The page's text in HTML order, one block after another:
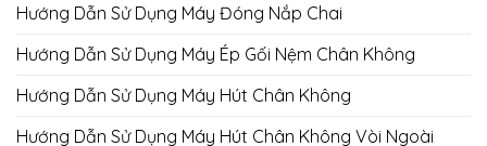
Hướng Dẫn Sử Dụng Máy Đóng Nắp Chai
Hướng Dẫn Sử Dụng Máy Ép Gối Nệm Chân Không
Hướng Dẫn Sử Dụng Máy Hút Chân Không
Hướng Dẫn Sử Dụng Máy Hút Chân Không Vòi Ngoài